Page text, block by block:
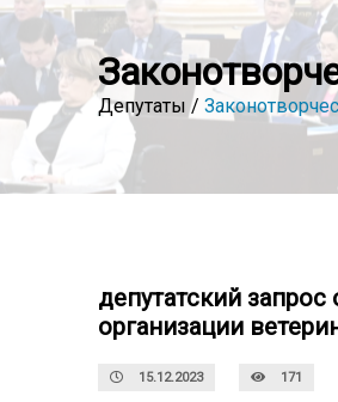
Депутаты /
депутатский
организации
15.12.2023 171